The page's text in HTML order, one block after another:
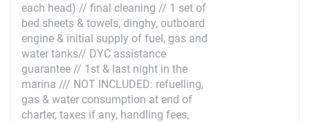
06/11/2027 - 13/11/2027
Забронировать
13/11/2027 - 20/11/2027
Забронировать
20/11/2027 - 27/11/2027
Забронировать
each head) // final cleaning // 1 set of
bed sheets & towels, dinghy, outboard
engine & initial supply of fuel, gas and
water tanks// DYC assistance
guarantee // 1st & last night in the
marina /// NOT INCLUDED: refuelling,
gas & water consumption at end of
charter, taxes if any, handling fees,